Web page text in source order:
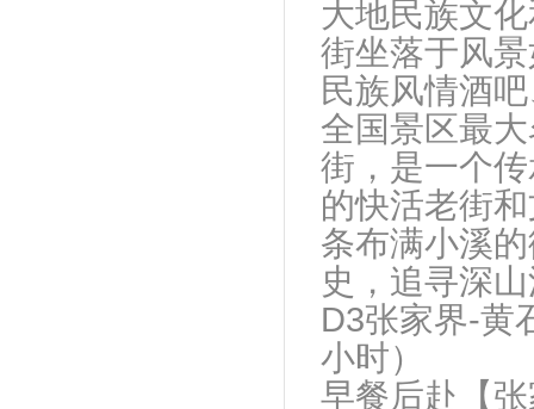
大地民族文
街坐落于风
民族风情酒
全国景区最
街，是一个
的快活老街
条布满小溪
史，追寻深
D3张家界-黄
小时） （
早餐后赴【